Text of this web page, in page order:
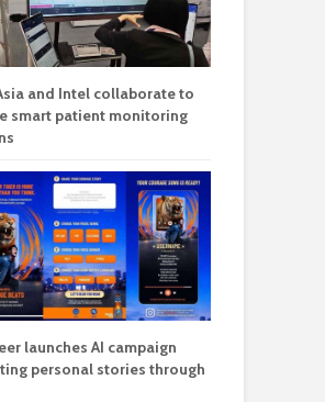
and Intel collaborate to
smart patient monitoring
launches AI campaign
personal stories through